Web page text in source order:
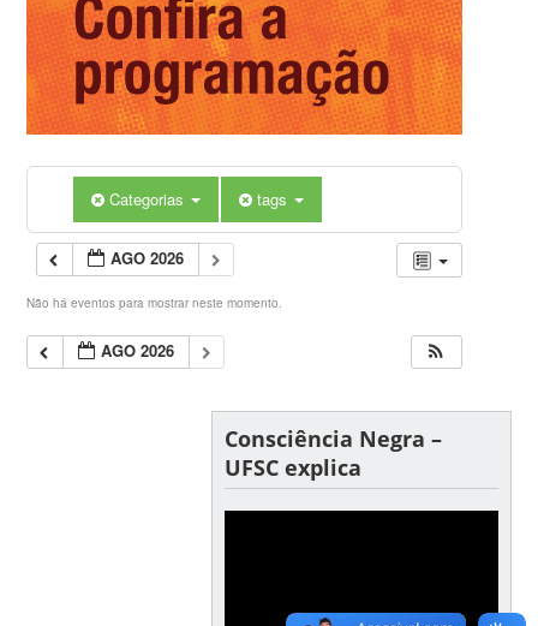
Categorias tags
AGO 2026
Não há eventos para mostrar neste momento.
AGO 2026
Consciência Negra –
UFSC explica